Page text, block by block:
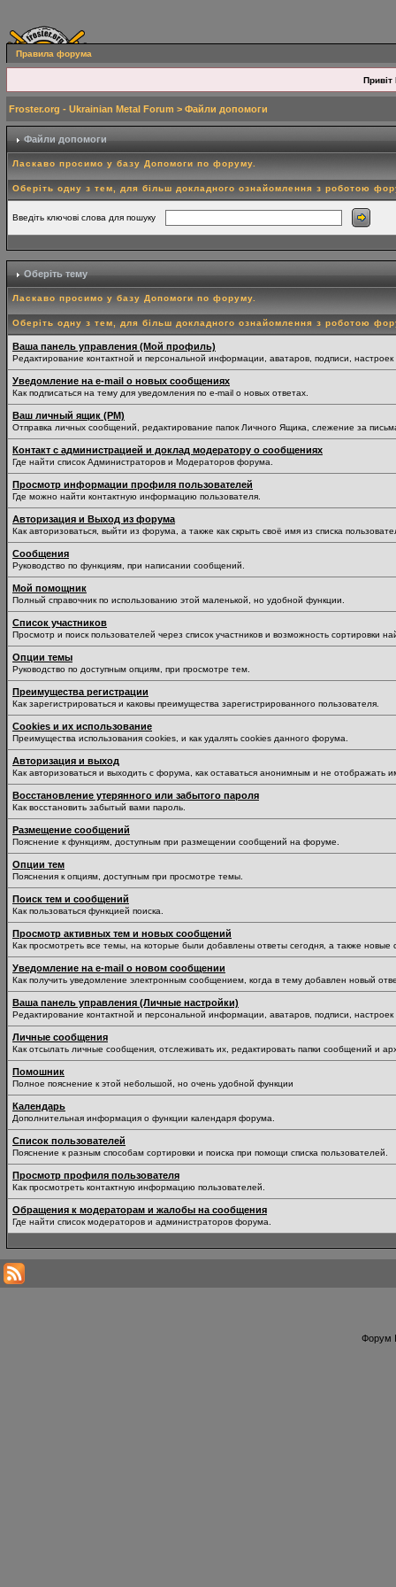
Правила форума
Привіт
Froster.org - Ukrainian Metal Forum > Файли допомоги
Файли допомоги
Ласкаво просимо у базу Допомоги по форуму.
Оберіть одну з тем, для більш докладного ознайомлення з роботою
Введіть ключові слова для пошуку
Оберіть тему
Ласкаво просимо у базу Допомоги по форуму.
Оберіть одну з тем, для більш докладного ознайомлення з роботою
Ваша панель управления (Мой профиль)
Редактирование контактной и персональной информации, аватаров, подписи,
Уведомление на e-mail о новых сообщениях
Как подписаться на тему для уведомления по e-mail о новых ответах.
Ваш личный ящик (PM)
Отправка личных сообщений, редактирование папок Личного Ящика, слежение за
Контакт с администрацией и доклад модератору о сообщениях
Где найти список Администраторов и Модераторов форума.
Просмотр информации профиля пользователей
Где можно найти контактную информацию пользователя.
Авторизация и Выход из форума
Как авторизоваться, выйти из форума, а также как скрыть своё имя из списка
Сообщения
Руководство по функциям, при написании сообщений.
Мой помощник
Полный справочник по использованию этой маленькой, но удобной функции.
Список участников
Просмотр и поиск пользователей через список участников и возможность сортировки
Опции темы
Руководство по доступным опциям, при просмотре тем.
Преимущества регистрации
Как зарегистрироваться и каковы преимущества зарегистрированного пользователя.
Cookies и их использование
Преимущества использования cookies, и как удалять cookies данного форума.
Авторизация и выход
Как авторизоваться и выходить с форума, как оставаться анонимным и не отображать
Восстановление утерянного или забытого пароля
Как восстановить забытый вами пароль.
Размещение сообщений
Пояснение к функциям, доступным при размещении сообщений на форуме.
Опции тем
Пояснения к опциям, доступным при просмотре темы.
Поиск тем и сообщений
Как пользоваться функцией поиска.
Просмотр активных тем и новых сообщений
Как просмотреть все темы, на которые были добавлены ответы сегодня, а также
Уведомление на е-mail о новом сообщении
Как получить уведомление электронным сообщением, когда в тему добавлен новый
Ваша панель управления (Личные настройки)
Редактирование контактной и персональной информации, аватаров, подписи,
Личные сообщения
Как отсылать личные сообщения, отслеживать их, редактировать папки сообщений и
Помошник
Полное пояснение к этой небольшой, но очень удобной функции
Календарь
Дополнительная информация о функции календаря форума.
Список пользователей
Пояснение к разным способам сортировки и поиска при помощи списка пользователей.
Просмотр профиля пользователя
Как просмотреть контактную информацию пользователей.
Обращения к модераторам и жалобы на сообщения
Где найти список модераторов и администраторов форума.
Форум